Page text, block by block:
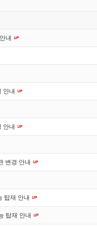
내
안내
안내
변경 안내
탑재 안내
탑재 안내